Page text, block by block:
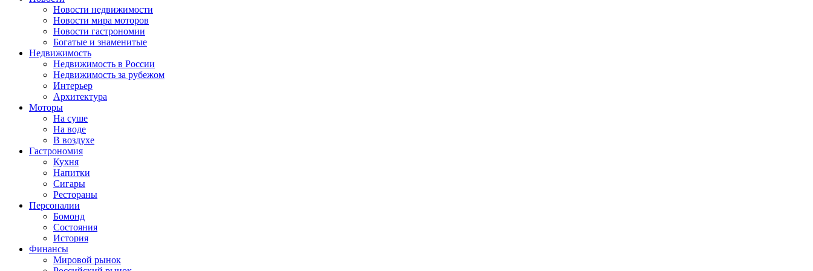
Новости недвижимости
Новости мира моторов
Новости гастрономии
Богатые и знаменитые
Недвижимость
Недвижимость в России
Недвижимость за рубежом
Интерьер
Архитектура
Моторы
На суше
На воде
В воздухе
Гастрономия
Кухня
Напитки
Сигары
Рестораны
Персоналии
Бомонд
Состояния
История
Финансы
Мировой рынок